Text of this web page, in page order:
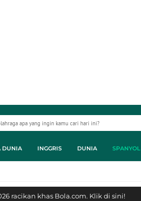
DUNIA INGGRIS DUNIA SPANYOL
racikan khas Bola.com. Klik di sini!